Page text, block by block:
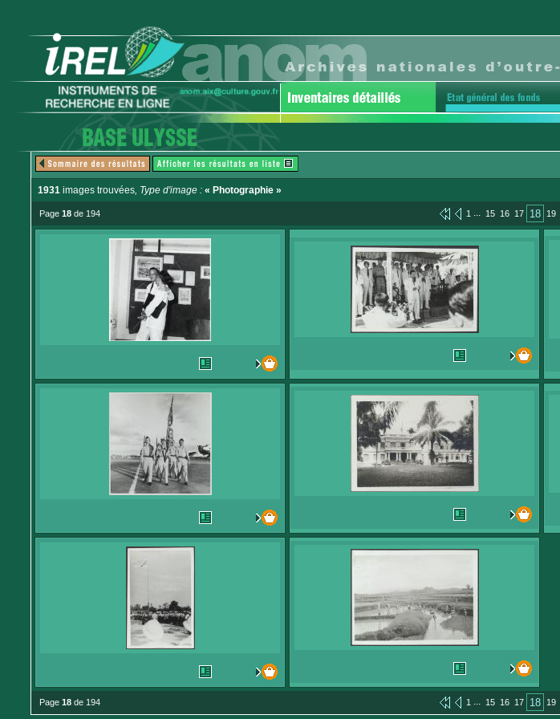
1931 images trouvées, Type d'image : « Photographie »
Page 18 de 194 1 ... 15 16 17 18 19
Page 18 de 194 1 ... 15 16 17 18 19